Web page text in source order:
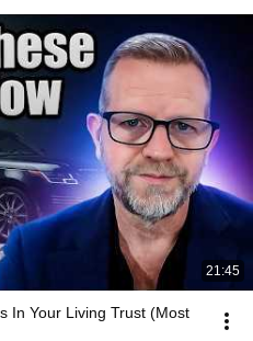
21:45
In Your Living Trust (Most